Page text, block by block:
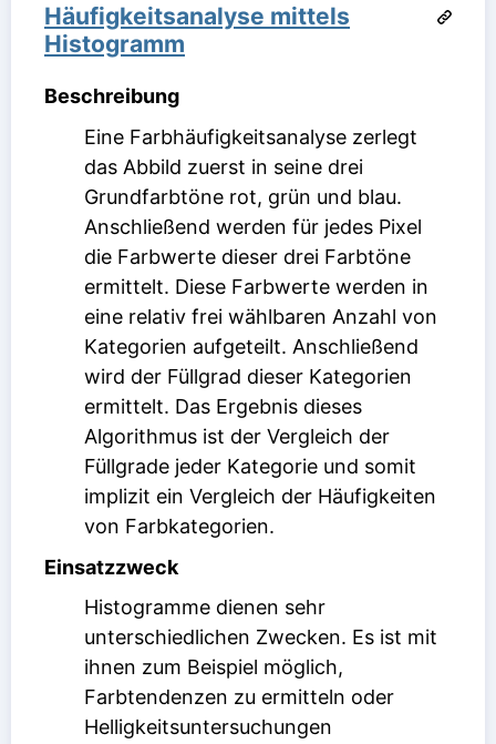
Häufigkeitsanalyse mittels
Histogramm
Beschreibung
Eine Farbhäufigkeitsanalyse zerlegt
das Abbild zuerst in seine drei
Grundfarbtöne rot, grün und blau.
Anschließend werden für jedes Pixel
die Farbwerte dieser drei Farbtöne
ermittelt. Diese Farbwerte werden in
eine relativ frei wählbaren Anzahl von
Kategorien aufgeteilt. Anschließend
wird der Füllgrad dieser Kategorien
ermittelt. Das Ergebnis dieses
Algorithmus ist der Vergleich der
Füllgrade jeder Kategorie und somit
implizit ein Vergleich der Häufigkeiten
von Farbkategorien.
Einsatzzweck
Histogramme dienen sehr
unterschiedlichen Zwecken. Es ist mit
ihnen zum Beispiel möglich,
Farbtendenzen zu ermitteln oder
Helligkeitsuntersuchungen